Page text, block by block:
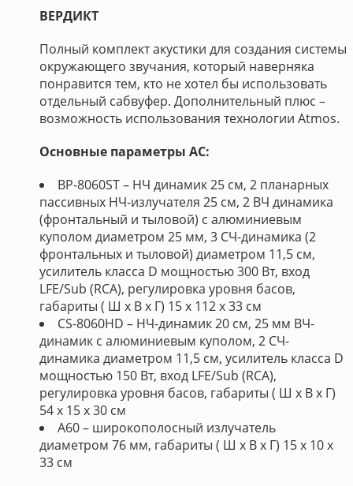
ВЕРДИКТ
Полный комплект акустики для создания системы
окружающего звучания, который наверняка
понравится тем, кто не хотел бы использовать
отдельный сабвуфер. Дополнительный плюс –
возможность использования технологии Atmos.
Основные параметры АС:
BP-8060ST – НЧ динамик 25 см, 2 планарных
пассивных НЧ-излучателя 25 см, 2 ВЧ динамика
(фронтальный и тыловой) с алюминиевым
куполом диаметром 25 мм, 3 СЧ-динамика (2
фронтальных и тыловой) диаметром 11,5 см,
усилитель класса D мощностью 300 Вт, вход
LFE/Sub (RCA), регулировка уровня басов,
габариты ( Ш х В х Г) 15 x 112 х 33 см
CS-8060HD – НЧ-динамик 20 см, 25 мм ВЧ-
динамик с алюминиевым куполом, 2 СЧ-
динамика диаметром 11,5 см, усилитель класса D
мощностью 150 Вт, вход LFE/Sub (RCA),
регулировка уровня басов, габариты ( Ш х В х Г)
54 x 15 х 30 см
A60 – широкополосный излучатель
диаметром 76 мм, габариты ( Ш х В х Г) 15 x 10 х
33 см